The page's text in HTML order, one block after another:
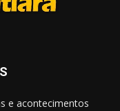
e acontecimentos